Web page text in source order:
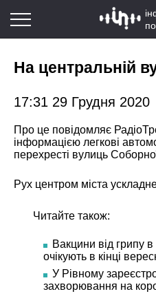
На центральній
17:31 29 Грудня 2020
Про це повідомляє
інформацією легкові
перехресті вулиць
Рух центром міста
Читайте також:
Вакцини від грипу
очікують в кінці
У Рівному
захворювання на